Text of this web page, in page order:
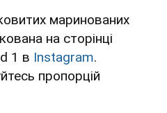
маринованих
на сторінці
1 в Instagram.
пропорцій